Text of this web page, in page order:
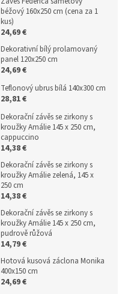
béžový 160x250 cm (cena za 1
kus)
24,69 €
Dekorativní bílý prolamovaný
panel 120x250 cm
24,69 €
Teflonový ubrus bílá 140x300 cm
28,81 €
Dekorační závěs se zirkony s
kroužky Amálie 145 x 250 cm,
cappuccino
14,38 €
Dekorační závěs se zirkony s
kroužky Amálie zelená, 145 x
250 cm
14,38 €
Dekorační závěs se zirkony s
kroužky Amálie 145 x 250 cm,
pudrově růžová
14,79 €
Hotová kusová záclona Monika
400x150 cm
24,69 €